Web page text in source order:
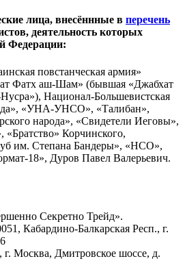
лица, внесённные в перечень
деятельность которых
Федерации:
повстанческая армия»
Фатх аш-Шам» (бывшая «Джабхат
Национал-Большевистская
«УНА-УНСО», «Талибан»,
народа», «Свидетели Иеговы»,
Корчинского,
им. Степана Бандеры», «НСО»,
18», Дуров Павел Валерьевич.
Секретно Трейд».
Кабардино-Балкарская Респ., г.
Москва, Дмитровское шоссе, д.